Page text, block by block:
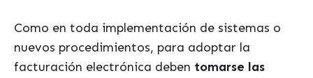
Como en toda implementación de sistemas o
nuevos procedimientos, para adoptar la
facturación electrónica deben tomarse las